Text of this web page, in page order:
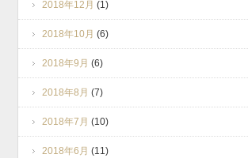
2018年12月 (1)
2018年10月 (6)
2018年9月 (6)
2018年8月 (7)
2018年7月 (10)
2018年6月 (11)